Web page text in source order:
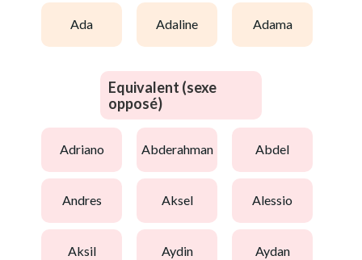
ada adaline adama
Equivalent (sexe
opposé)
adriano abderahman abdel
andres aksel alessio
aksil aydin aydan